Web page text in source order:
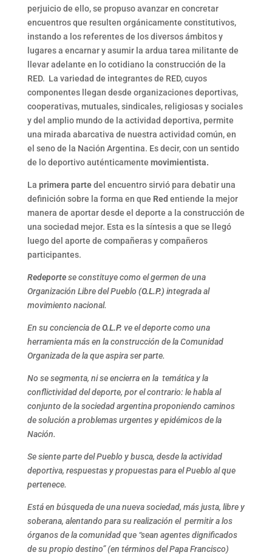
perjuicio de ello, se propuso avanzar en concretar
encuentros que resulten orgánicamente constitutivos,
instando a los referentes de los diversos ámbitos y
lugares a encarnar y asumir la ardua tarea militante de
llevar adelante en lo cotidiano la construcción de la
RED. La variedad de integrantes de RED, cuyos
componentes llegan desde organizaciones deportivas,
cooperativas, mutuales, sindicales, religiosas y sociales
y del amplio mundo de la actividad deportiva, permite
una mirada abarcativa de nuestra actividad común, en
el seno de la Nación Argentina. Es decir, con un sentido
de lo deportivo auténticamente movimientista.
La primera partedel encuentro sirvió para debatir una
definición sobre la forma en que Red entiende la mejor
manera de aportar desde el deporte a la construcción de
una sociedad mejor. Esta es la síntesis a que se llegó
luego del aporte de compañeras y compañeros
participantes.
Redeportese constituye como el germen de una
Organización Libre del Pueblo (O.L.P.) integrada al
movimiento nacional.
En su conciencia deO.L.P. ve el deporte como una
herramienta más en la construcción de la Comunidad
Organizada de la que aspira ser parte.
No se segmenta, ni se encierra en la temática y la
conflictividad del deporte, por el contrario: le habla al
conjunto de la sociedad argentina proponiendo caminos
de solución a problemas urgentes y epidémicos de la
Nación.
Se siente parte del Pueblo y busca, desde la actividad
deportiva, respuestas y propuestas para el Pueblo al que
pertenece.
Está en búsqueda de una nueva sociedad, más justa, libre y
soberana, alentando para su realización el permitir a los
órganos de la comunidad que “sean agentes dignificados
de su propio destino” (en términos del Papa Francisco)